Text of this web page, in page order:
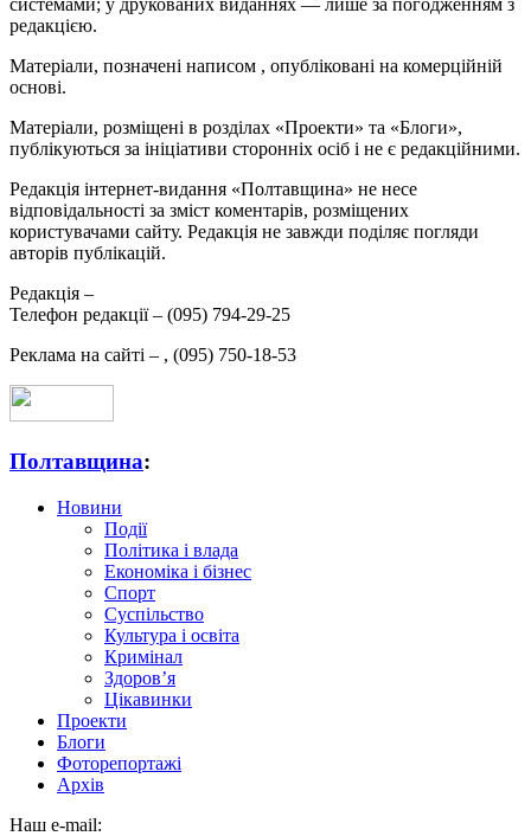
системами; у друкованих виданнях — лише за погодженням з
редакцією.
Матеріали, позначені написом , опубліковані на комерційній
основі.
Матеріали, розміщені в розділах «Проекти» та «Блоги»,
публікуються за ініціативи сторонніх осіб і не є редакційними.
Редакція інтернет-видання «Полтавщина» не несе
відповідальності за зміст коментарів, розміщених
користувачами сайту. Редакція не завжди поділяє погляди
авторів публікацій.
Редакція –
Телефон редакції – (095) 794-29-25
Реклама на сайті – , (095) 750-18-53
Полтавщина:
Новини
Події
Політика і влада
Економіка і бізнес
Спорт
Суспільство
Культура і освіта
Кримінал
Здоров’я
Цікавинки
Проекти
Блоги
Фоторепортажі
Архів
Наш e-mail: